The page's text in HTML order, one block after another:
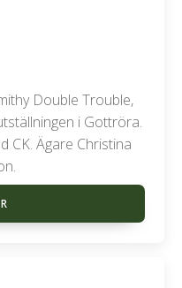
Double Trouble,
i Gottröra.
CK. Ägare Christina